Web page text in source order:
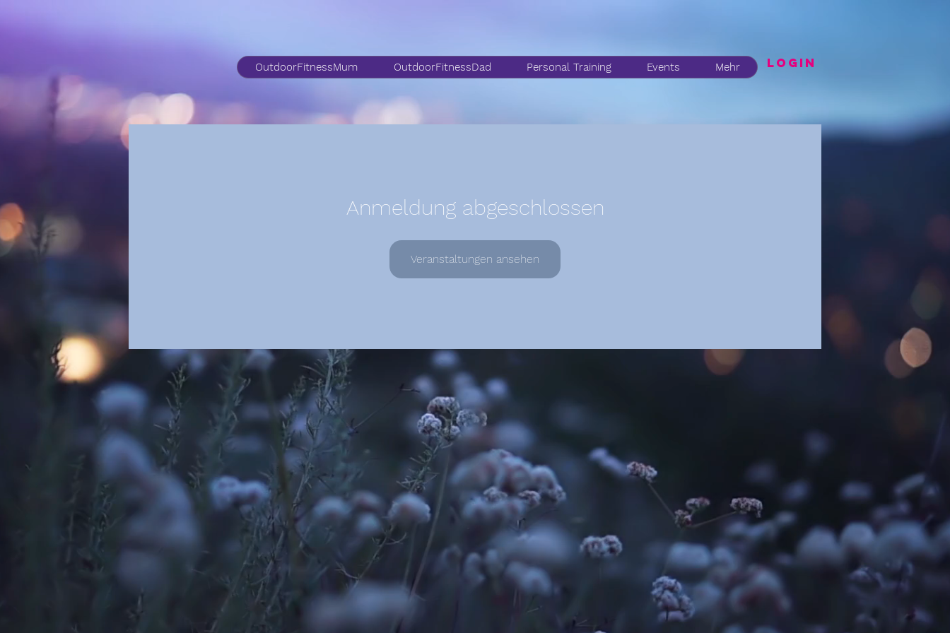
OutdoorFitnessMum OutdoorFitnessDad Personal Training Events Mehr LogIN
Anmeldung abgeschlossen
Veranstaltungen ansehen